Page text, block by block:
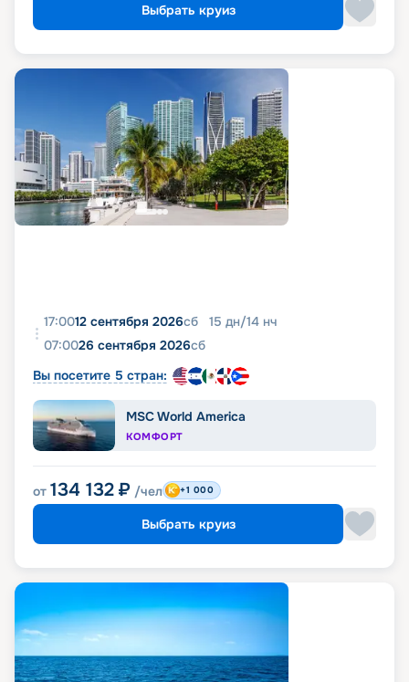
Выбрать круиз
17:0012 сентября 2026сб 15 дн/14 нч
07:0026 сентября 2026сб
Вы посетите 5 стран:
MSC World America
КОМФОРТ
от 134 132 ₽ /чел +1 000
Выбрать круиз